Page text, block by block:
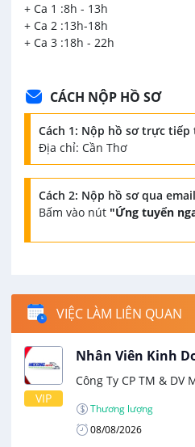
+ Ca 1 :8h - 13h
+ Ca 2 :13h-18h
+ Ca 3 :18h - 22h
CÁCH NỘP HỒ SƠ
Cách 1: Nộp hồ sơ trực tiếp
Địa chỉ: Cần Thơ
Cách 2: Nộp hồ sơ qua
Bấm vào nút "Ứng tuyển
VIỆC LÀM LIÊN QUAN
VIP
Nhân Viên Kinh
Công Ty CP TM & DV
Thương lượng
08/08/2026